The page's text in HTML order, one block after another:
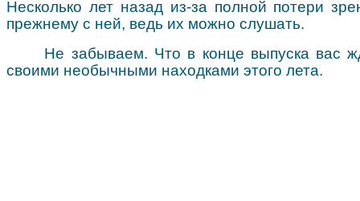
Несколько лет назад из-за полной потери
прежнему с ней, ведь их можно слушать.
Не забываем. Что в конце выпуска вас
своими необычными находками этого лета.